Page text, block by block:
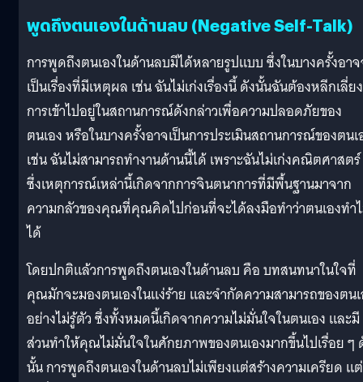
พูดถึงตนเองในด้านลบ (Negative Self-Talk)
การพูดถึงตนเองในด้านลบมีได้หลายรูปแบบ ซึ่งในบางครั้งอา
เป็นเรื่องที่มีเหตุผล เช่น ฉันไม่เก่งเรื่องนี้ ดังนั้นฉันต้องหลีกเลี่ยง
การเข้าไปอยู่ในสถานการณ์ดังกล่าวเพื่อความปลอดภัยของ
ตนเอง หรือในบางครั้งอาจเป็นการประเมินสถานการณ์ของตนเ
เช่น ฉันไม่สามารถทำงานด้านนี้ได้ เพราะฉันไม่เก่งคณิตศาสตร์
ซึ่งเหตุการณ์เหล่านี้เกิดจากการจินตนาการที่มีพื้นฐานมาจาก
ความกลัวของคุณที่คุณคิดไปก่อนที่จะได้ลงมือทำว่าตนเองทำ
ได้
โดยปกติแล้วการพูดถึงตนเองในด้านลบ คือ บทสนทนาในใจที่
คุณมักจะมองตนเองในแง่ร้าย และจำกัดความสามารถของตน
อย่างไม่รู้ตัว ซึ่งทั้งหมดนี้เกิดจากความไม่มั่นใจในตนเอง และมี
ส่วนทำให้คุณไม่มั่นใจในศักยภาพของตนเองมากขึ้นไปเรื่อย ๆ
นั้น การพูดถึงตนเองในด้านลบไม่เพียงแต่สร้างความเครียด แต่